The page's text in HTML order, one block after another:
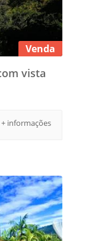
Venda
vista
+ informações